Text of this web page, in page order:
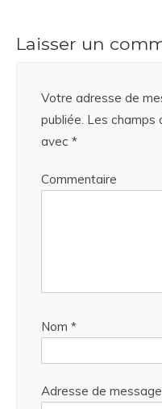
Laisser un
Votre adresse de
publiée. Les champs
avec *
Commentaire
Nom *
Adresse de